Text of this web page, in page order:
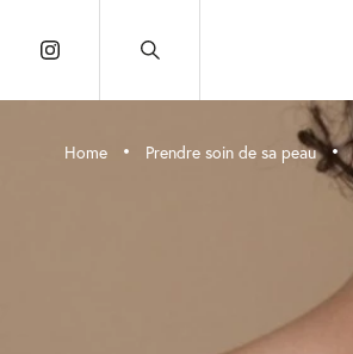
Home • Prendre soin de sa peau •